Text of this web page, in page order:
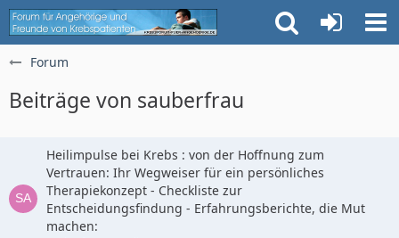
Forum
Beiträge von sauberfrau
Heilimpulse bei Krebs : von der Hoffnung zum
Vertrauen: Ihr Wegweiser für ein persönliches
Therapiekonzept - Checkliste zur
Entscheidungsfindung - Erfahrungsberichte, die Mut
machen: